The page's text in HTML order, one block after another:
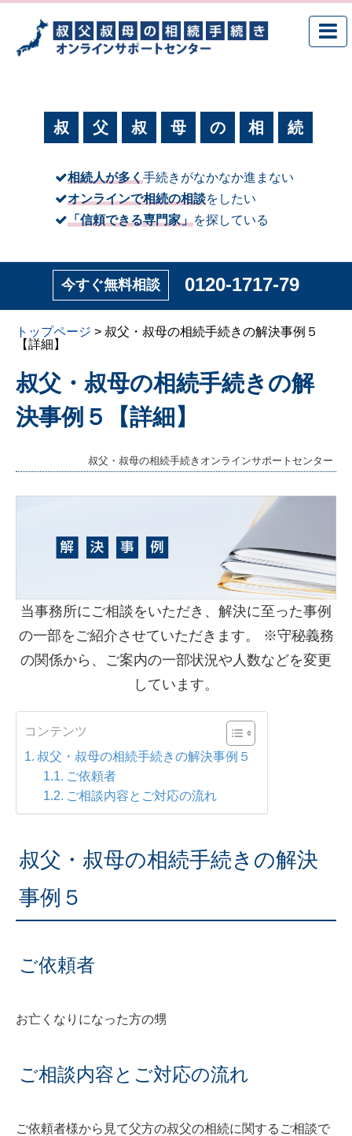
叔 父 叔 母 の 相 続
相続人が多く手続きがなかなか進まない
オンラインで相続の相談をしたい
「信頼できる専門家」を探している
今すぐ無料相談 0120-1717-79
トップページ > 叔父・叔母の相続手続きの解決事例５
【詳細】
叔父・叔母の相続手続きの解
決事例５【詳細】
叔父・叔母の相続手続きオンラインサポートセンター
当事務所にご相談をいただき、解決に至った事例
の一部をご紹介させていただきます。 ※守秘義務
の関係から、ご案内の一部状況や人数などを変更
しています。
コンテンツ
叔父・叔母の相続手続きの解決事例５
ご依頼者
ご相談内容とご対応の流れ
叔父・叔母の相続手続きの解決
事例５
ご依頼者
お亡くなりになった方の甥
ご相談内容とご対応の流れ
ご依頼者様から見て父方の叔父の相続に関するご相談で